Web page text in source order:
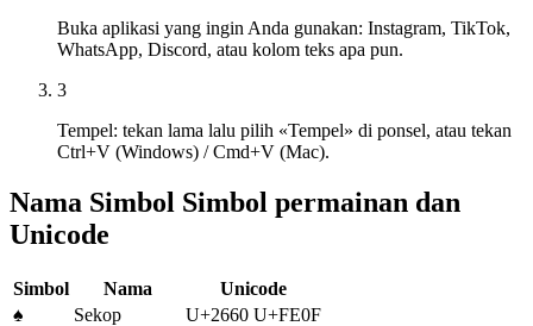
Buka aplikasi yang ingin Anda gunakan: Instagram, TikTok,
WhatsApp, Discord, atau kolom teks apa pun.
3
Tempel: tekan lama lalu pilih «Tempel» di ponsel, atau tekan
Ctrl+V (Windows) / Cmd+V (Mac).
Nama Simbol Simbol permainan dan
Unicode
Simbol Nama
Unicode
♠️
Sekop
U+2660 U+FE0F